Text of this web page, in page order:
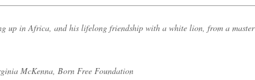
up in Africa, and his lifelong friendship with a white lion, from a master
McKenna, Born Free Foundation